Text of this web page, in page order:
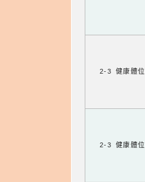
2-3 健康體位
2-3 健康體位